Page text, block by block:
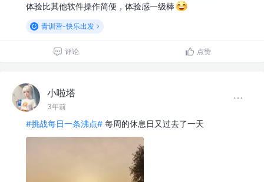
体验比其他软件操作简便，体验感一级棒
青训营-快乐出发
评论 点赞
小啦塔
3年前
#挑战每日一条沸点# 每周的休息日又过去了一天